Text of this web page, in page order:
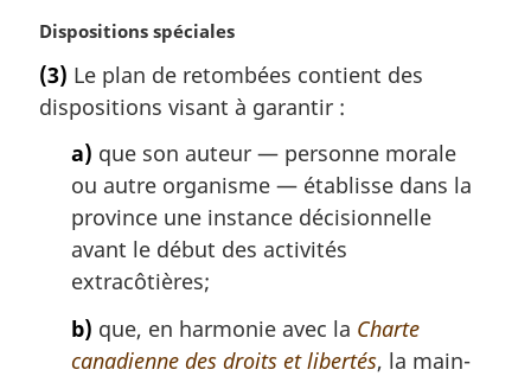
a
l
e
:
N
t
e
Dispositions spéciales
(3) Le plan de retombées contient des
dispositions visant à garantir :
a) que son auteur — personne morale
ou autre organisme — établisse dans la
province une instance décisionnelle
avant le début des activités
extracôtières;
b) que, en harmonie avec la Charte
canadienne des droits et libertés, la main-